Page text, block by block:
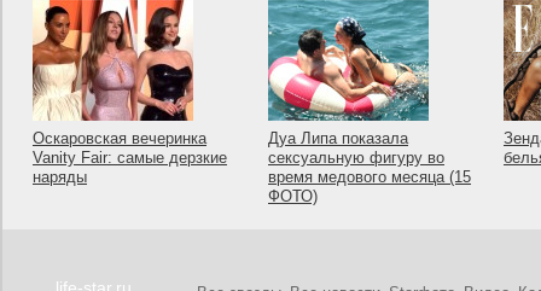
Оскаровская вечеринка
Vanity Fair: самые дерзкие
наряды
Дуа Липа показала
сексуальную фигуру во
время медового месяца (15
ФОТО)